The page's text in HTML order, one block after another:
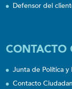
Defensor del
Junta de Política y
Contacto